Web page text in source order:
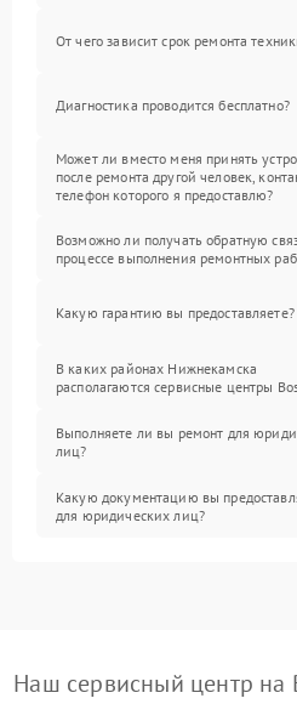
От чего зависит срок ремонта
Диагностика проводится бесплатно?
Может ли вместо меня принять
после ремонта другой человек,
телефон которого я предоставлю?
Возможно ли получать обратную
процессе выполнения ремонтных
Какую гарантию вы предоставляете?
В каких районах Нижнекамска
располагаются сервисные центры
Выполняете ли вы ремонт для
лиц?
Какую документацию вы
для юридических лиц?
Наш сервисный центр на